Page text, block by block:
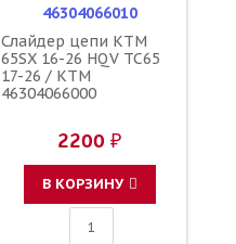
46304066010
Слайдер цепи KTM
65SX 16-26 HQV TC65
17-26 / KTM
46304066000
2200 ₽
В КОРЗИНУ